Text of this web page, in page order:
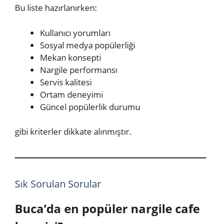
Bu liste hazırlanırken:
Kullanıcı yorumları
Sosyal medya popülerliği
Mekan konsepti
Nargile performansı
Servis kalitesi
Ortam deneyimi
Güncel popülerlik durumu
gibi kriterler dikkate alınmıştır.
Sık Sorulan Sorular
Buca’da en popüler nargile cafe